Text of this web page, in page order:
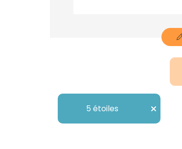
5 étoiles